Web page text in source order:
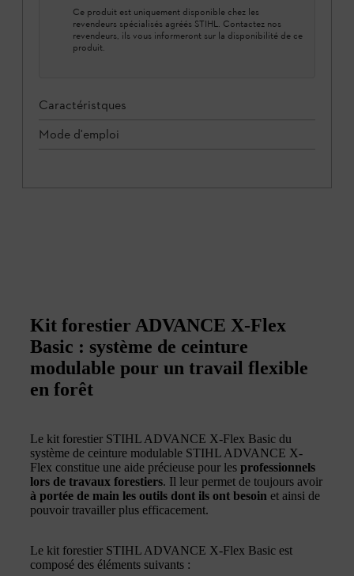
Ce produit est uniquement disponible chez les
revendeurs spécialisés agréés STIHL. Contactez nos
revendeurs, ils vous informeront sur la disponibilité de ce
produit.
Caractéristques
Mode d'emploi
Kit forestier ADVANCE X-Flex
Basic : système de ceinture
modulable pour un travail flexible
en forêt
Le kit forestier STIHL ADVANCE X-Flex Basic du
système de ceinture modulable STIHL ADVANCE X-
Flex constitue une aide précieuse pour les professionnels
lors de travaux forestiers. Il leur permet de toujours avoir
à portée de main les outils dont ils ont besoin et ainsi de
pouvoir travailler plus efficacement.
Le kit forestier STIHL ADVANCE X-Flex Basic est
composé des éléments suivants :